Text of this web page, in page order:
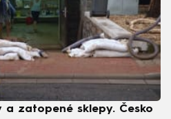
a zatopené sklepy. Česko